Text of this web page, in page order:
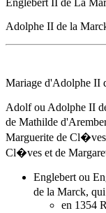
Englebert II de La
Adolphe II de la
Mariage d'Adolphe II
Adolf ou Adolphe II
de Mathilde
Marguerite de
Cl�ves et de
Englebert ou
de la Marck,
en 1354